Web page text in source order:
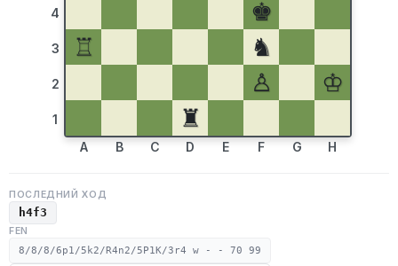
4
3
2
1
♚
♖
♞
♙
♔
♜
A B C D E F G H
ПОСЛЕДНИЙ ХОД
h4f3
FEN
8/8/8/6p1/5k2/R4n2/5P1K/3r4 w - - 70 99